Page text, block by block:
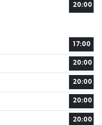
20:00
17:00
20:00
20:00
20:00
20:00